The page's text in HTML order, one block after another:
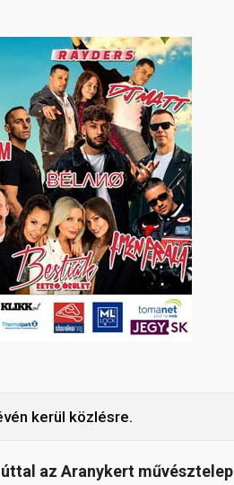
kerül közlésre.
az Aranykert művésztelep